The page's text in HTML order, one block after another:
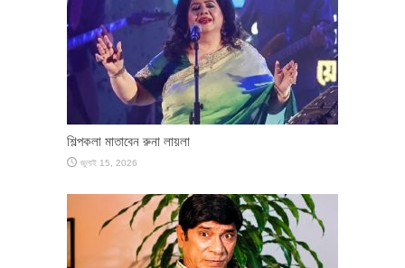
শিল্পকলা মাতাবেন রুনা লায়লা
জুলাই 15, 2026